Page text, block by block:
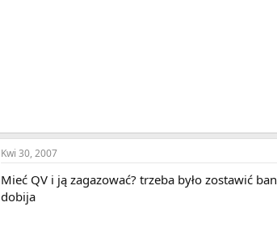
Kwi 30, 2007
Mieć QV i ją zagazować? trzeba było zostawić
dobija